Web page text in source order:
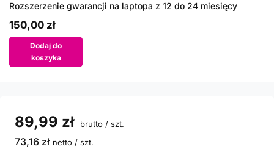
Rozszerzenie gwarancji na laptopa z 12 do 24 miesięcy
150,00 zł
Dodaj do
koszyka
89,99 zł brutto / szt.
73,16 zł netto / szt.